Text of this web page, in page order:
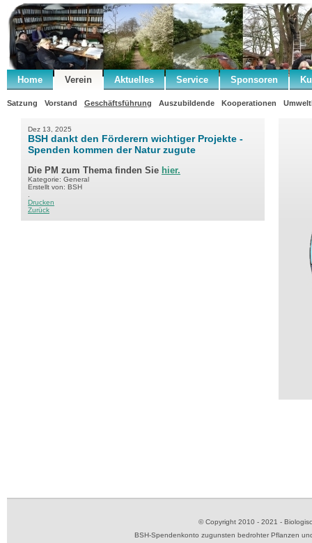
Home Verein Aktuelles Service Sponsoren
Satzung Vorstand Geschäftsführung Auszubildende Kooperationen
Dez 13, 2025
BSH dankt den Förderern wichtiger Projekte -
Spenden kommen der Natur zugute
Die PM zum Thema finden Sie hier.
Kategorie: General
Erstellt von: BSH
Drucken
Zurück
© Copyright 2010 - 2021 -
BSH-Spendenkonto zugunsten bedrohter Pflanzen